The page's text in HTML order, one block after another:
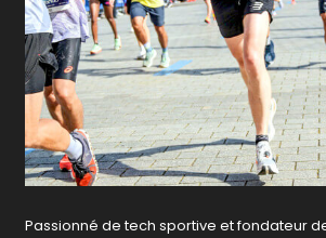
Passionné de tech sportive et fondateur